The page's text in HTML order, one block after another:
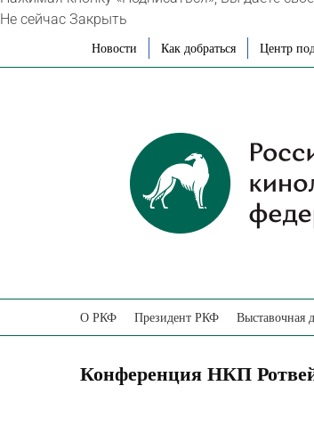
Не сейчас Закрыть
Новости Как добраться Центр
О РКФ Президент РКФ Выставочная
Конференция НКП